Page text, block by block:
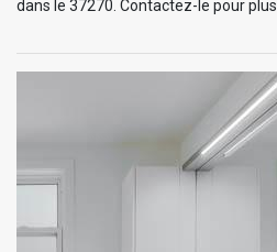
dans le 37270. Contactez-le pour plus